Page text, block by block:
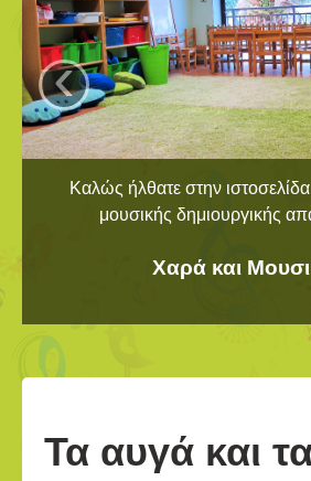
Καλώς ήλθατε στην
μουσικής δημιουργικής
Χαρά και
‹
Τα αυγά και